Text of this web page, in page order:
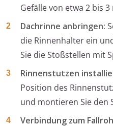
Gefälle von etwa 2 bis
Dachrinne anbringen:
die Rinnenhalter ein
Sie die Stoßstellen mit
Rinnenstutzen
Position des
und montieren Sie den
Verbindung zum